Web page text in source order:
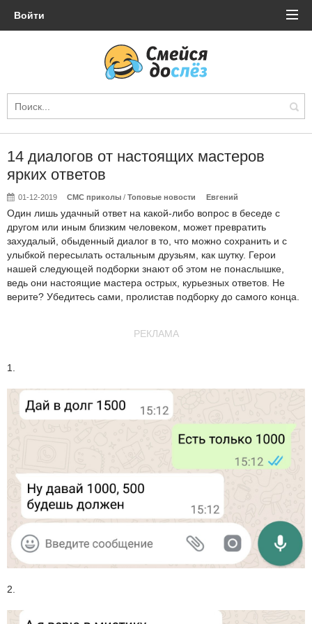
Войти
14 диалогов от настоящих мастеров
ярких ответов
01-12-2019 СМС приколы /Топовые новости Евгений
Один лишь удачный ответ на какой-либо вопрос в беседе с
другом или иным близким человеком, может превратить
захудалый, обыденный диалог в то, что можно сохранить и с
улыбкой пересылать остальным друзьям, как шутку. Герои
нашей следующей подборки знают об этом не понаслышке,
ведь они настоящие мастера острых, курьезных ответов. Не
верите? Убедитесь сами, пролистав подборку до самого конца.
РЕКЛАМА
1.
2.